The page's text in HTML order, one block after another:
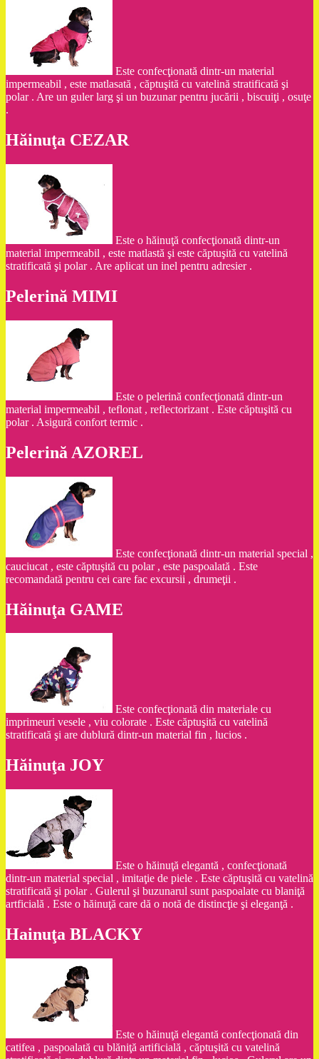
Este confecţionată dintr-un material
impermeabil , este matlasată , căptuşită cu vatelină stratificată şi
polar . Are un guler larg şi un buzunar pentru jucării , biscuiţi , osuţe
.
Hăinuţa CEZAR
Este o hăinuţă confecţionată dintr-un
material impermeabil , este matlastă şi este căptuşită cu vatelină
stratificată şi polar . Are aplicat un inel pentru adresier .
Pelerină MIMI
Este o pelerină confecţionată dintr-un
material impermeabil , teflonat , reflectorizant . Este căptuşită cu
polar . Asigură confort termic .
Pelerină AZOREL
Este confecţionată dintr-un material special ,
cauciucat , este căptuşită cu polar , este paspoalată . Este
recomandată pentru cei care fac excursii , drumeţii .
Hăinuţa GAME
Este confecţionată din materiale cu
imprimeuri vesele , viu colorate . Este căptuşită cu vatelină
stratificată şi are dublură dintr-un material fin , lucios .
Hăinuţa JOY
Este o hăinuţă elegantă , confecţionată
dintr-un material special , imitaţie de piele . Este căptuşită cu vatelină
stratificată şi polar . Gulerul şi buzunarul sunt paspoalate cu blaniţă
artficială . Este o hăinuţă care dă o notă de distincţie şi eleganţă .
Hainuţa BLACKY
Este o hăinuţă elegantă confecţionată din
catifea , paspoalată cu blăniţă artificială , căptuşită cu vatelină